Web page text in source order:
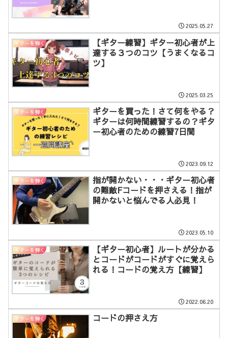
2025.05.27
ギターを弾く
【ギター練習】ギター初心者が上
達する３つのコツ【うまくなるコ
ツ】
2025.03.25
ギターを弾く
ギターを買った！さて何をやる？
ギターは何時間練習するの？ギタ
ー初心者のための練習7日間
2023.09.12
ギターを弾く
指が開かない・・・ギター初心者
の難敵Fコードを押さえる！指が
開かないと悩んでる人必見！
2023.05.10
ギターを弾く
【ギター初心者】ルートが分かる
とコードがコードがすぐに覚えら
れる！コードの覚え方【練習】
2022.06.20
ギターを弾く コードの押さえ方